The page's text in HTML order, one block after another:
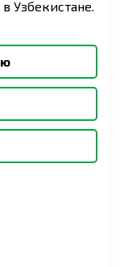
Узбекистане.
0,2 мл (3
калия
без ГМО. Не